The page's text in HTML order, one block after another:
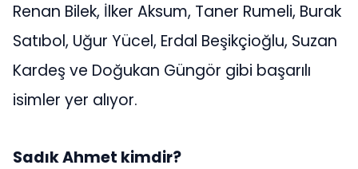
Renan Bilek, İlker Aksum, Taner Rumeli, Burak
Satıbol, Uğur Yücel, Erdal Beşikçioğlu, Suzan
Kardeş ve Doğukan Güngör gibi başarılı
isimler yer alıyor.
Sadık Ahmet kimdir?